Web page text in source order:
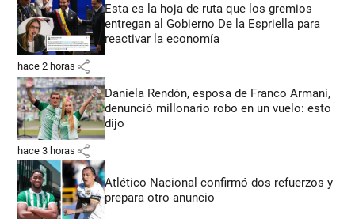
Esta es la hoja de ruta que los gremios
entregan al Gobierno De la Espriella para
reactivar la economía
hace 2 horas share
Daniela Rendón, esposa de Franco Armani,
denunció millonario robo en un vuelo: esto
dijo
hace 3 horas share
Atlético Nacional confirmó dos refuerzos y
prepara otro anuncio